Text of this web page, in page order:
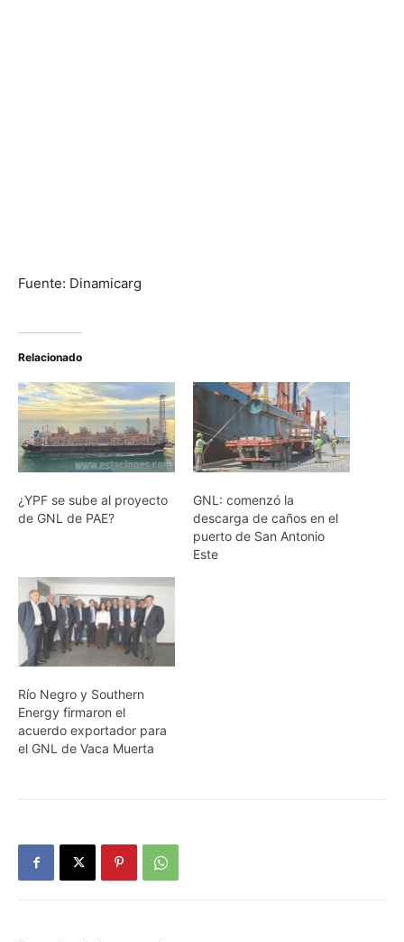
Fuente: Dinamicarg
Relacionado
¿YPF se sube al proyecto
de GNL de PAE?
GNL: comenzó la
descarga de caños en el
puerto de San Antonio
Este
Río Negro y Southern
Energy firmaron el
acuerdo exportador para
el GNL de Vaca Muerta